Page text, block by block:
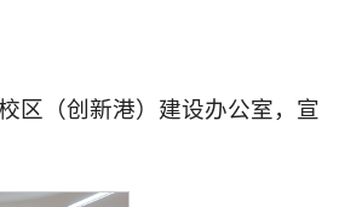
区（创新港）建设办公室，宣